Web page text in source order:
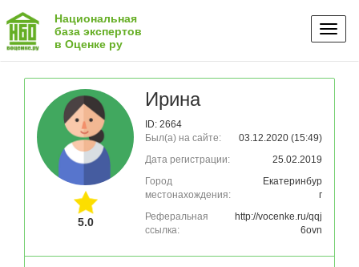
Национальная
база экспертов
в Оценке ру
5.0
Ирина
ID: 2664
Был(а) на сайте:
03.12.2020 (15:49)
Дата регистрации:
25.02.2019
Город
местонахождения:
Екатеринбур
г
Реферальная
ссылка:
http://vocenke.ru/qqj
6ovn